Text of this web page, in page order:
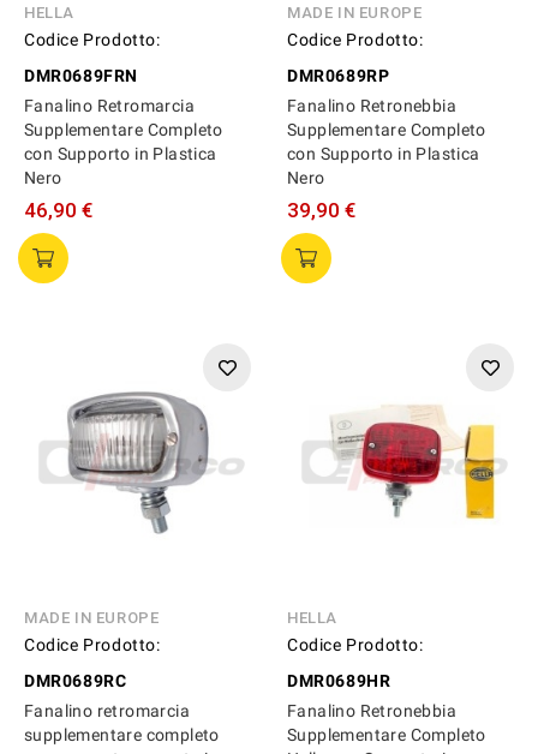
HELLA
Codice Prodotto:
DMR0689FRN
Fanalino Retromarcia
Supplementare Completo
con Supporto in Plastica
Nero
46,90 €
MADE IN EUROPE
Codice Prodotto:
DMR0689RP
Fanalino Retronebbia
Supplementare Completo
con Supporto in Plastica
Nero
39,90 €
MADE IN EUROPE
Codice Prodotto:
DMR0689RC
Fanalino retromarcia
supplementare completo
HELLA
Codice Prodotto:
DMR0689HR
Fanalino Retronebbia
Supplementare Completo